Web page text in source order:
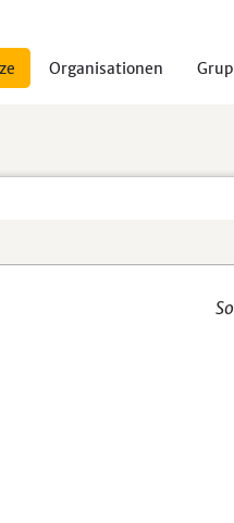
Organisationen